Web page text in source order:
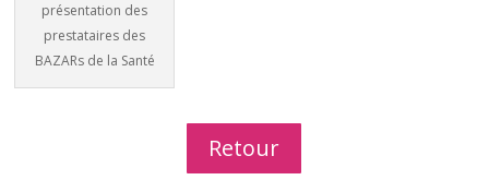
présentation des
prestataires des
BAZARs de la Santé
Retour